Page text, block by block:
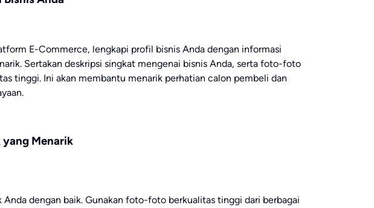
E-Commerce, lengkapi profil bisnis Anda dengan informasi
Sertakan deskripsi singkat mengenai bisnis Anda, serta foto-foto
tinggi. Ini akan membantu menarik perhatian calon pembeli dan
yang Menarik
Anda dengan baik. Gunakan foto-foto berkualitas tinggi dari berbagai